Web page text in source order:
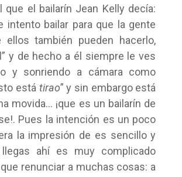
que el bailarín Jean Kelly decía:
intento bailar para que la gente
ellos también pueden hacerlo,
y de hecho a él siempre le ves
y sonriendo a cámara como
está tirao” y sin embargo está
movida… ¡que es un bailarín de
Pues la intención es un poco
la impresión de es sencillo y
ahí es muy complicado
renunciar a muchas cosas: a